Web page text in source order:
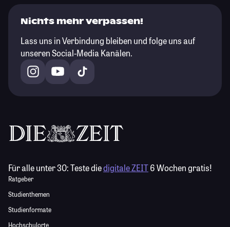
Nichts mehr verpassen!
Lass uns in Verbindung bleiben und folge uns auf
unseren Social-Media Kanälen.
Für alle unter 30:Teste diedigitale ZEIT6 Wochen gratis!
Ratgeber
Studienthemen
Studienformate
Hochschulorte